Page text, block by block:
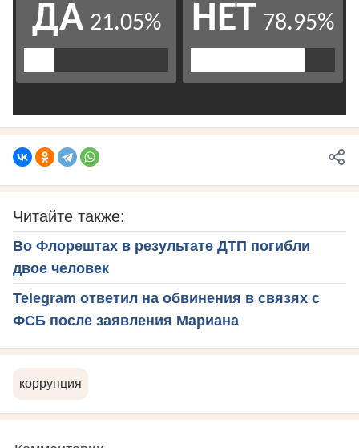
Читайте также:
Во Флорештах в результате ДТП погибли
двое человек
Telegram ответил на обвинения в связях с
ФСБ после заявления Мариана
коррупция